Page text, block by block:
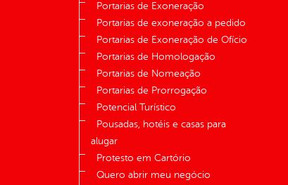
Portarias de Exoneração
Portarias de exoneração a pedido
Portarias de Exoneração de Ofício
Portarias de Homologação
Portarias de Nomeação
Portarias de Prorrogação
Potencial Turístico
Pousadas, hotéis e casas para
alugar
Protesto em Cartório
Quero abrir meu negócio